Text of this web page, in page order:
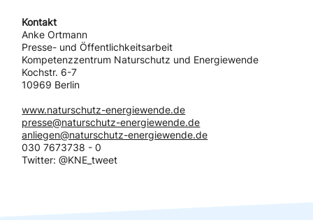
Kontakt
Anke Ortmann
Presse- und Öffentlichkeitsarbeit
Kompetenzzentrum Naturschutz und Energiewende
Kochstr. 6-7
10969 Berlin
www.naturschutz-energiewende.de
presse@naturschutz-energiewende.de
anliegen@naturschutz-energiewende.de
030 7673738 - 0
Twitter: @KNE_tweet